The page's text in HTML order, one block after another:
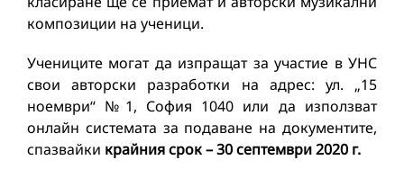
композиции на ученици.
Учениците могат да изпращат за участие в УНС
свои авторски разработки на адрес: ул. „15
ноември“ №1, София 1040 или да използват
онлайн системата за подаване на документите,
спазвайки крайния срок – 30 септември 2020 г.